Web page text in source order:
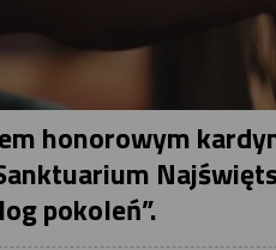
honorowym
pokoleń”.